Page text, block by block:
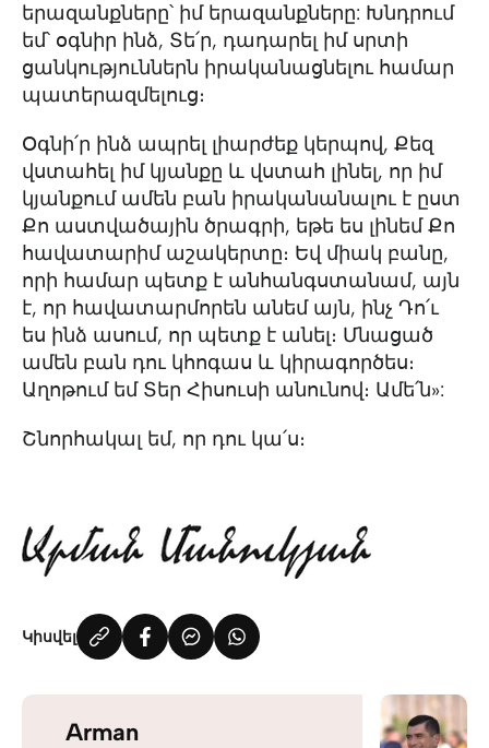
երազանքները՝ իմ երազանքները: Խնդրում
եմ՝ օգնիր ինձ, Տե՛ր, դադարել իմ սրտի
ցանկություններն իրականացնելու համար
պատերազմելուց։
Օգնի՛ր ինձ ապրել լիարժեք կերպով, Քեզ
վստահել իմ կյանքը և վստահ լինել, որ իմ
կյանքում ամեն բան իրականանալու է ըստ
Քո աստվածային ծրագրի, եթե ես լինեմ Քո
հավատարիմ աշակերտը։ Եվ միակ բանը,
որի համար պետք է անհանգստանամ, այն
է, որ հավատարմորեն անեմ այն, ինչ Դո՛ւ
ես ինձ ասում, որ պետք է անել։ Մնացած
ամեն բան դու կհոգաս և կիրագործես։
Աղոթում եմ Տեր Հիսուսի անունով։ Ամե՛ն»:
Շնորհակալ եմ, որ դու կա՛ս։
Կիսվել
Arman